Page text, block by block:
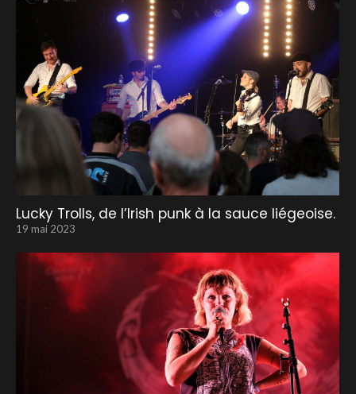
Lucky Trolls, de l’Irish punk à la sauce liégeoise.
19 mai 2023